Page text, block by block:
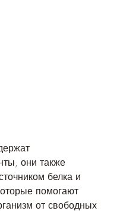
они также
белка и
помогают
от свободных